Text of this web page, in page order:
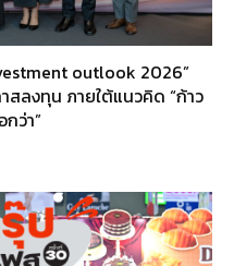
outlook 2026”
ลงทุน ภายใต้แนวคิด “ก้าว
ว่า”